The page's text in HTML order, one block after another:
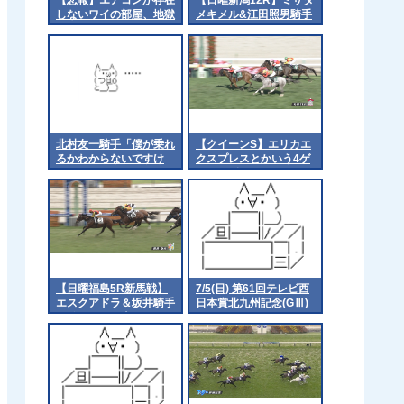
しないワイの部屋、地獄
メキメル&江田照男騎手
がｷﾀ━━━━(ﾟ
∀ﾟ)━━━━!!
北村友一騎手「僕が乗れ
るかわからないですけ
ど」
【クイーンS】エリカエ
クスプレスとかいう4ゲ
ッター 他
【日曜福島5R新馬戦】
エスクアドラ＆坂井騎手
がｷﾀ━━━━(ﾟ
∀ﾟ)━━━━!!
7/5(日) 第61回テレビ西
日本賞北九州記念(GⅢ)
part2